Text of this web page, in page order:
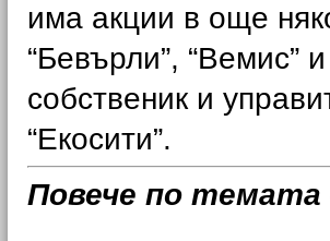
има акции в още
“Бевърли”, “Вемис”
собственик и
“Екосити”.
Повече по темата